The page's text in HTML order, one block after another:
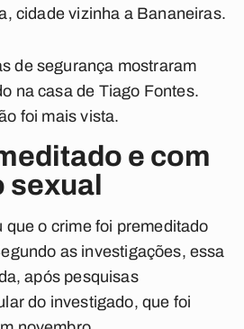
cidade vizinha a Bananeiras.
de segurança mostraram
na casa de Tiago Fontes.
foi mais vista.
e com
que o crime foi premeditado
as investigações, essa
após pesquisas
do investigado, que foi